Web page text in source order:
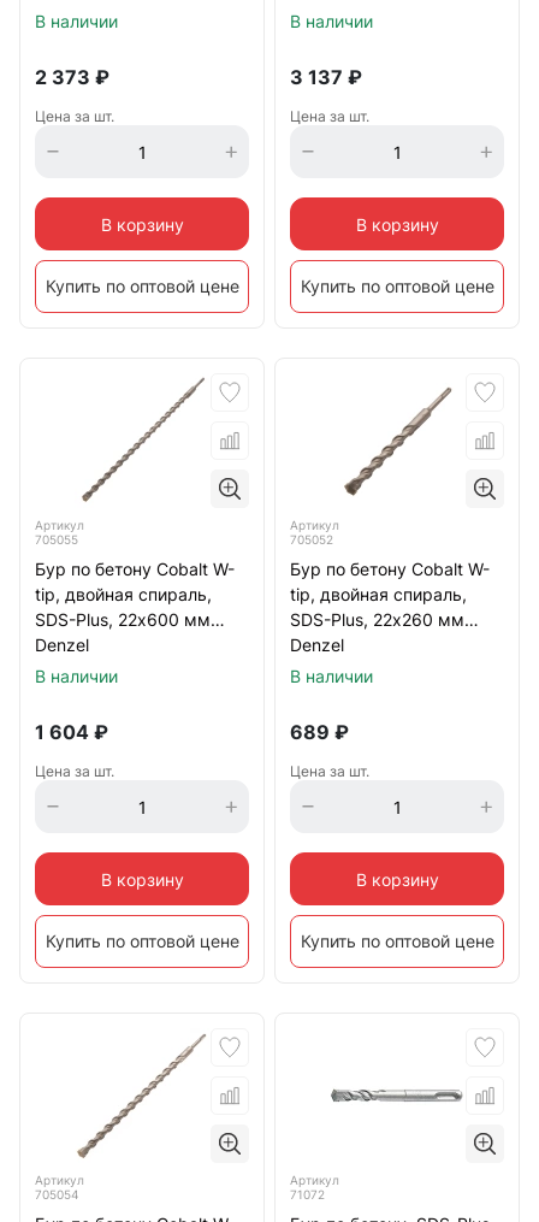
В наличии
2 373 ₽
Цена за шт.
В корзину
Купить по оптовой цене
В наличии
3 137 ₽
Цена за шт.
В корзину
Купить по оптовой цене
Артикул
705055
Бур по бетону Cobalt W-
tip, двойная спираль,
SDS-Plus, 22х600 мм
Denzel
В наличии
1 604 ₽
Цена за шт.
В корзину
Купить по оптовой цене
Артикул
705052
Бур по бетону Cobalt W-
tip, двойная спираль,
SDS-Plus, 22х260 мм
Denzel
В наличии
689 ₽
Цена за шт.
В корзину
Купить по оптовой цене
Артикул
705054
Артикул
71072